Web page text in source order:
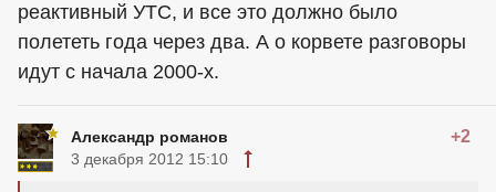
реактивный УТС, и все это должно было
полететь года через два. А о корвете разговоры
идут с начала 2000-х.
Александр романов +2
3 декабря 2012 15:10